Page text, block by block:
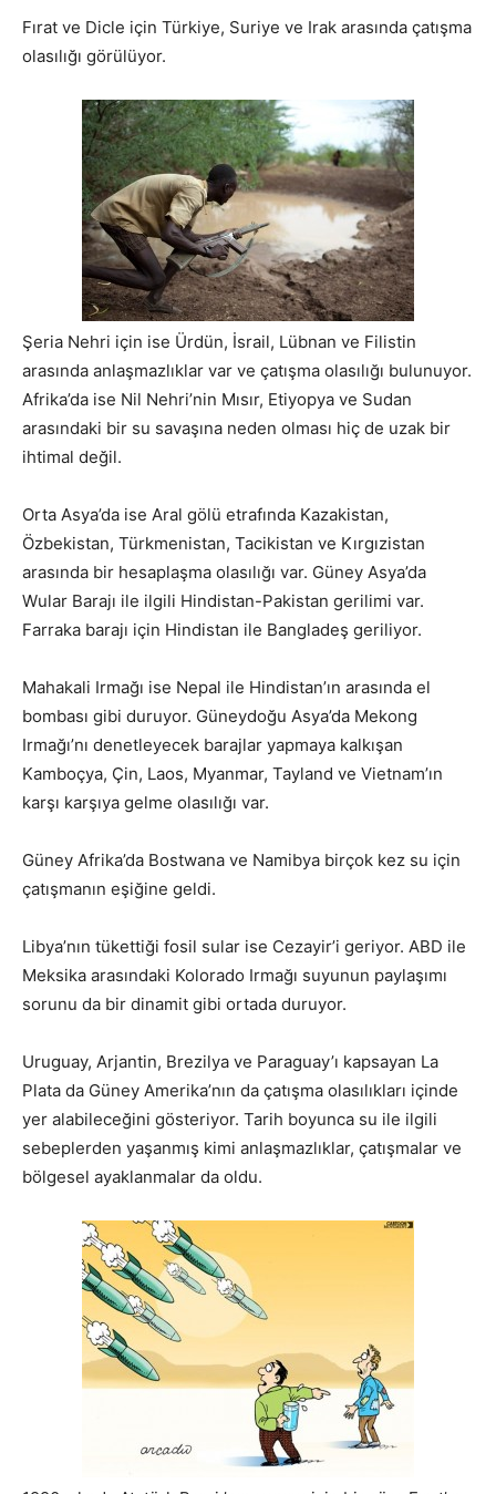
Fırat ve Dicle için Türkiye, Suriye ve Irak arasında çatışma
olasılığı görülüyor.
Şeria Nehri için ise Ürdün, İsrail, Lübnan ve Filistin
arasında anlaşmazlıklar var ve çatışma olasılığı bulunuyor.
Afrika’da ise Nil Nehri’nin Mısır, Etiyopya ve Sudan
arasındaki bir su savaşına neden olması hiç de uzak bir
ihtimal değil.
Orta Asya’da ise Aral gölü etrafında Kazakistan,
Özbekistan, Türkmenistan, Tacikistan ve Kırgızistan
arasında bir hesaplaşma olasılığı var. Güney Asya’da
Wular Barajı ile ilgili Hindistan-Pakistan gerilimi var.
Farraka barajı için Hindistan ile Bangladeş geriliyor.
Mahakali Irmağı ise Nepal ile Hindistan’ın arasında el
bombası gibi duruyor. Güneydoğu Asya’da Mekong
Irmağı’nı denetleyecek barajlar yapmaya kalkışan
Kamboçya, Çin, Laos, Myanmar, Tayland ve Vietnam’ın
karşı karşıya gelme olasılığı var.
Güney Afrika’da Bostwana ve Namibya birçok kez su için
çatışmanın eşiğine geldi.
Libya’nın tükettiği fosil sular ise Cezayir’i geriyor. ABD ile
Meksika arasındaki Kolorado Irmağı suyunun paylaşımı
sorunu da bir dinamit gibi ortada duruyor.
Uruguay, Arjantin, Brezilya ve Paraguay’ı kapsayan La
Plata da Güney Amerika’nın da çatışma olasılıkları içinde
yer alabileceğini gösteriyor. Tarih boyunca su ile ilgili
sebeplerden yaşanmış kimi anlaşmazlıklar, çatışmalar ve
bölgesel ayaklanmalar da oldu.